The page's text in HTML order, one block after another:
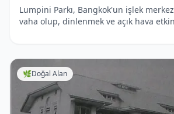
Lumpini Parkı, Bangkok'un işlek
vaha olup, dinlenmek ve açık hava
🌿Doğal Alan